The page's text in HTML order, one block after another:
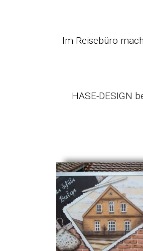
Im Reisebüro
HASE-DESIGN